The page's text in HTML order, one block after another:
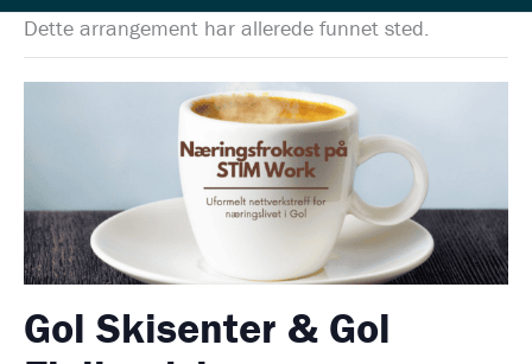
Dette arrangement har allerede funnet sted.
Gol Skisenter & Gol